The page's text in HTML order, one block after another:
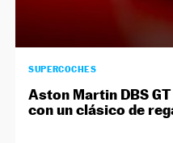
SUPERCOCHES
Aston Martin DBS
con un clásico de